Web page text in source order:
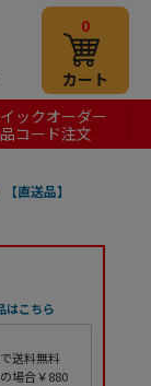
0
カート
ックオーダー
コード注文
直送品】
はこちら
送料無料
場合￥880